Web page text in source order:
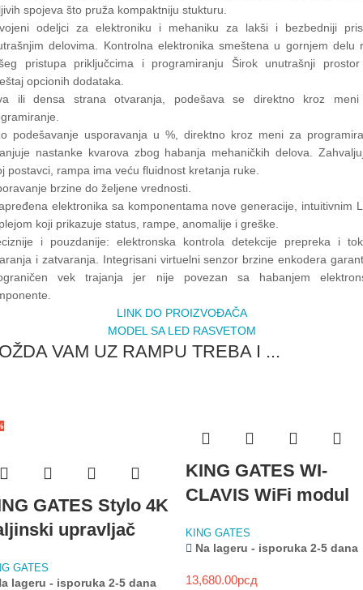
spojeva što pruža kompaktniju stukturu.
odeljci za elektroniku i mehaniku za lakši i bezbedniji
delovima. Kontrolna elektronika smeštena u gornjem delu
pristupa priključcima i programiranju Širok unutrašnji
opcionih dodataka.
ili densa strana otvaranja, podešava se direktno kroz
podešavanje usporavanja u %, direktno kroz meni za
nastanke kvarova zbog habanja mehaničkih delova.
postavci, rampa ima veću fluidnost kretanja ruke.
brzine do željene vrednosti.
elektronika sa komponentama nove generacije, intuitivnim
koji prikazuje status, rampe, anomalije i greške.
i pouzdanije: elektronska kontrola detekcije prepreka i
i zatvaranja. Integrisani virtuelni senzor brzine enkodera
vek trajanja jer nije povezan sa habanjem
LINK DO PROIZVOĐAČA
MODEL SA LED RASVETOM
VAM UZ RAMPU TREBA I ...
GATES Stylo 4K
upravljač
GATES
lageru - isporuka 2-5 dana
KING GATES WI-
CLAVIS WiFi modul
KING GATES
Na lageru - isporuka 2-5 dana
13,680.00рсд